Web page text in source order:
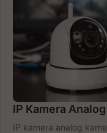
IP Kamera Analog
IP kamera analog